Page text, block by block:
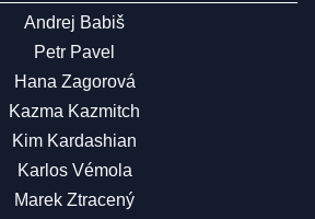
Andrej Babiš
Petr Pavel
Hana Zagorová
Kazma Kazmitch
Kim Kardashian
Karlos Vémola
Marek Ztracený